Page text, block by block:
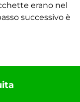
erano nel
successivo è